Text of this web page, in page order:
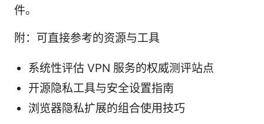
件。
附：可直接参考的资源与工具
系统性评估 VPN 服务的权威测评站点
开源隐私工具与安全设置指南
浏览器隐私扩展的组合使用技巧